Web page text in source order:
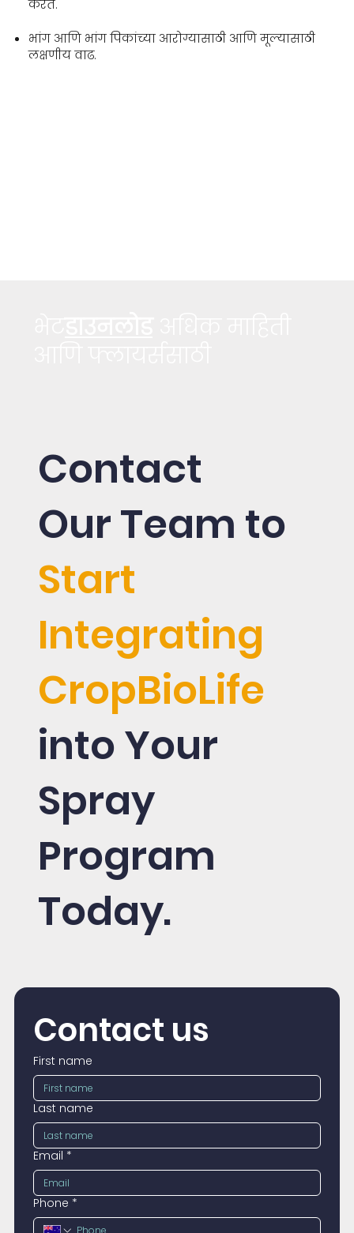
करते.
भांग आणि भांग पिकांच्या आरोग्यासाठी आणि मूल्यासाठी
लक्षणीय वाढ.
Contact
Our Team to
Start
Integrating
CropBioLife
into Your
Spray
Program
Today.
Contact us
First name
Last name
Email *
Phone *